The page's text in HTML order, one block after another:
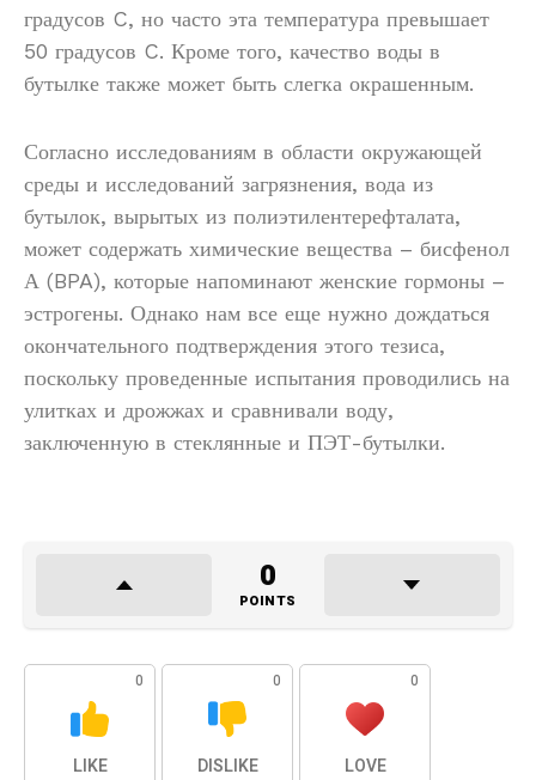
градусов C, но часто эта температура превышает
50 градусов C. Кроме того, качество воды в
бутылке также может быть слегка окрашенным.
Согласно исследованиям в области окружающей
среды и исследований загрязнения, вода из
бутылок, вырытых из полиэтилентерефталата,
может содержать химические вещества – бисфенол
А (BPA), которые напоминают женские гормоны –
эстрогены. Однако нам все еще нужно дождаться
окончательного подтверждения этого тезиса,
поскольку проведенные испытания проводились на
улитках и дрожжах и сравнивали воду,
заключенную в стеклянные и ПЭТ-бутылки.
0
POINTS
0
LIKE
0
DISLIKE
0
LOVE